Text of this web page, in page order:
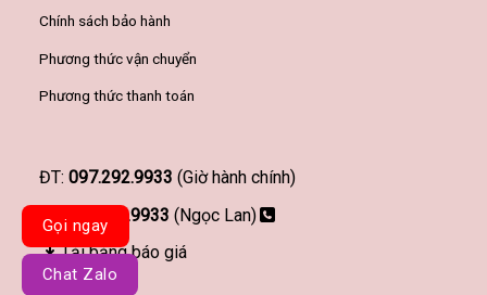
Chính sách bảo hành
Phương thức vận chuyển
Phương thức thanh toán
ĐT: 097.292.9933 (Giờ hành chính)
097.292.9933 (Ngọc Lan)
Tải bảng báo giá
Gọi ngay
Chat Zalo